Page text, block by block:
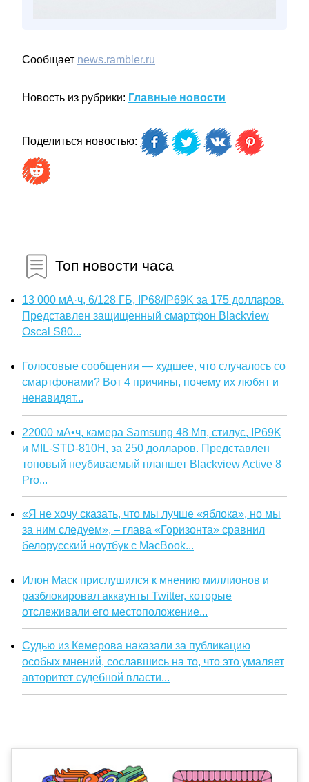
Сообщает news.rambler.ru
Новость из рубрики: Главные новости
Поделиться новостью:
Топ новости часа
13 000 мА·ч, 6/128 ГБ, IP68/IP69K за 175 долларов.
Представлен защищенный смартфон Blackview
Oscal S80...
Голосовые сообщения — худшее, что случалось со
смартфонами? Вот 4 причины, почему их любят и
ненавидят...
22000 мА•ч, камера Samsung 48 Мп, стилус, IP69K
и MIL-STD-810H, за 250 долларов. Представлен
топовый неубиваемый планшет Blackview Active 8
Pro...
«Я не хочу сказать, что мы лучше «яблока», но мы
за ним следуем», – глава «Горизонта» сравнил
белорусский ноутбук с MacBook...
Илон Маск прислушился к мнению миллионов и
разблокировал аккаунты Twitter, которые
отслеживали его местоположение...
Судью из Кемерова наказали за публикацию
особых мнений, сославшись на то, что это умаляет
авторитет судебной власти...